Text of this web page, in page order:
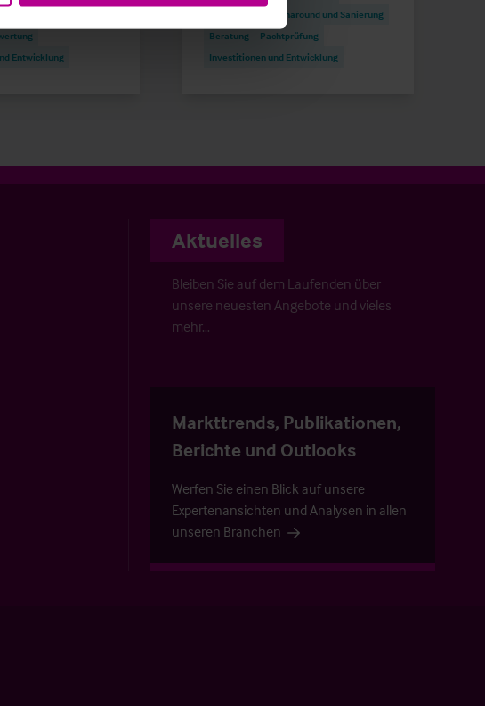
Entwicklung
Turnaround und Sanierung
Beratung
Pachtprüfung
Investitionen und Entwicklung
Aktuelles
Bleiben Sie auf dem Laufenden über
unsere neuesten Angebote und vieles
mehr…
Markttrends, Publikationen,
Berichte und Outlooks
Werfen Sie einen Blick auf unsere
Expertenansichten und Analysen in allen
unseren Branchen